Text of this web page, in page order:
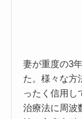
妻が重度の3
た。様々な方
ったく信用し
治療法に周波